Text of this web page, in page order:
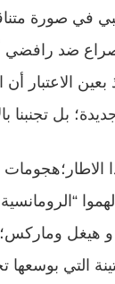
في صورة
ضد رافضي
الاعتبار أن
بل تجنبنا
الاطار؛هجومات
“الرومانسية
و هيغل
التي بوسعها